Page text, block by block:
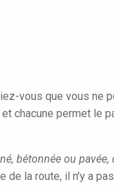
vous que vous ne
chacune permet le
bétonnée ou
de la route, il n'y a